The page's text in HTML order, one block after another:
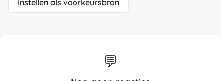
Instellen als voorkeursbron
💬